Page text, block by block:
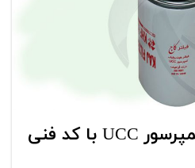
فیلتر هیدرولیک کمپرسور UCC با کد فنی